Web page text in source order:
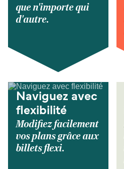
que n'importe qui
d'autre.
Naviguez avec
flexibilité
Modifiez facilement
vos plans grâce aux
billets flexi.